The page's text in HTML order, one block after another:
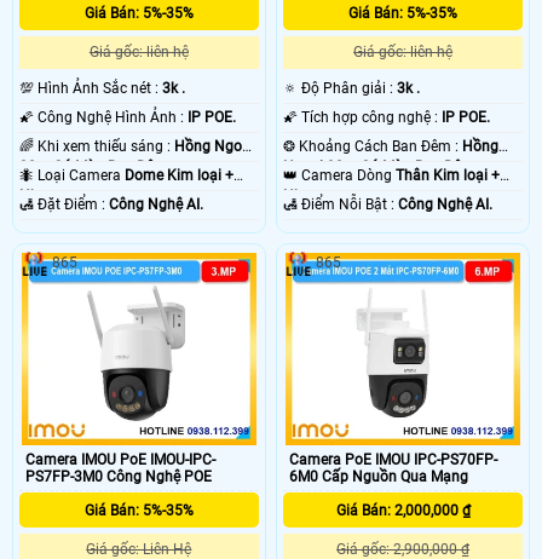
Giá Bán: 5%-35%
Giá gốc: liên hệ
💯 Hình Ảnh Sắc nét : 3k .
🌠 Công Nghệ Hình Ảnh :
IP POE.
🌈 Khi xem thiếu sáng : Hồng Ngoại
30m Có Màu Ban Ðêm.
🐜 Loại Camera Dome Kim loại +
Nhựa.
️🛃 Đặt Điểm : Công Nghệ AI.
Giá Bán: 5%-35%
Giá gốc: liên hệ
🔅 Độ Phân giải :3k .
🌠 Tích hợp công nghệ :
IP POE.
❂ Khoảng Cách Ban Đêm : Hồng
Ngoại 30m Có Màu Ban Ðêm.
👑 Camera DòngThân Kim loại +
Nhựa.
️🛃 Điểm Nỗi Bật :Công Nghệ AI.
Camera IMOU PoE IMOU-IPC-
PS7FP-3M0 Công Nghệ POE
Giá Bán: 5%-35%
Giá gốc: Liên Hệ
865
Camera PoE IMOU IPC-PS70FP-
6M0 Cấp Nguồn Qua Mạng
Giá Bán: 2,000,000 ₫
Giá gốc: 2,900,000 ₫
865